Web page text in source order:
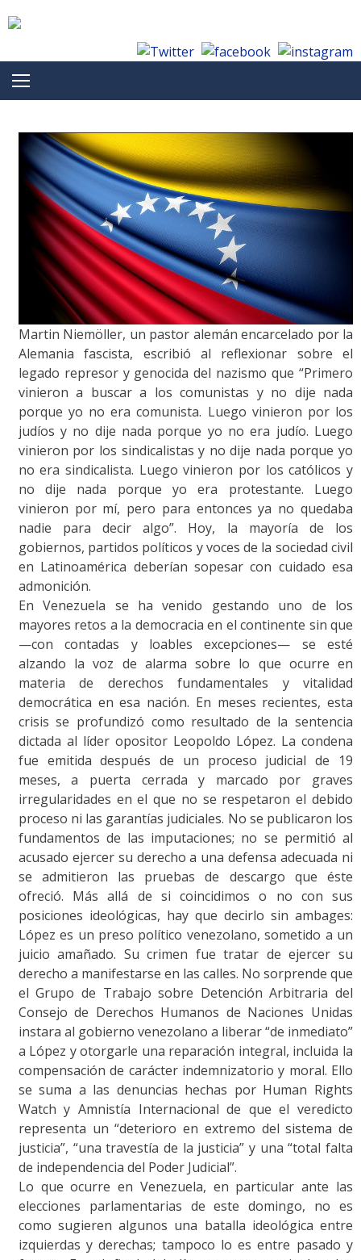
Martin Niemöller, un pastor alemán encarcelado por la
Alemania fascista, escribió al reflexionar sobre el
legado represor y genocida del nazismo que “Primero
vinieron a buscar a los comunistas y no dije nada
porque yo no era comunista. Luego vinieron por los
judíos y no dije nada porque yo no era judío. Luego
vinieron por los sindicalistas y no dije nada porque yo
no era sindicalista. Luego vinieron por los católicos y
no dije nada porque yo era protestante. Luego
vinieron por mí, pero para entonces ya no quedaba
nadie para decir algo”. Hoy, la mayoría de los
gobiernos, partidos políticos y voces de la sociedad civil
en Latinoamérica deberían sopesar con cuidado esa
admonición.
En Venezuela se ha venido gestando uno de los
mayores retos a la democracia en el continente sin que
—con contadas y loables excepciones— se esté
alzando la voz de alarma sobre lo que ocurre en
materia de derechos fundamentales y vitalidad
democrática en esa nación. En meses recientes, esta
crisis se profundizó como resultado de la sentencia
dictada al líder opositor Leopoldo López. La condena
fue emitida después de un proceso judicial de 19
meses, a puerta cerrada y marcado por graves
irregularidades en el que no se respetaron el debido
proceso ni las garantías judiciales. No se publicaron los
fundamentos de las imputaciones; no se permitió al
acusado ejercer su derecho a una defensa adecuada ni
se admitieron las pruebas de descargo que éste
ofreció. Más allá de si coincidimos o no con sus
posiciones ideológicas, hay que decirlo sin ambages:
López es un preso político venezolano, sometido a un
juicio amañado. Su crimen fue tratar de ejercer su
derecho a manifestarse en las calles. No sorprende que
el Grupo de Trabajo sobre Detención Arbitraria del
Consejo de Derechos Humanos de Naciones Unidas
instara al gobierno venezolano a liberar “de inmediato”
a López y otorgarle una reparación integral, incluida la
compensación de carácter indemnizatorio y moral. Ello
se suma a las denuncias hechas por Human Rights
Watch y Amnistía Internacional de que el veredicto
representa un “deterioro en extremo del sistema de
justicia”, “una travestía de la justicia” y una “total falta
de independencia del Poder Judicial”.
Lo que ocurre en Venezuela, en particular ante las
elecciones parlamentarias de este domingo, no es
como sugieren algunos una batalla ideológica entre
izquierdas y derechas; tampoco lo es entre pasado y